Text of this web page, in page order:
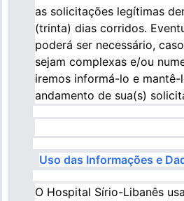
as solicitações legítimas
(trinta) dias corridos.
poderá ser necessário,
sejam complexas e/ou
iremos informá-lo e
andamento de sua(s)
Uso das Informações e
O Hospital Sírio-Libanês